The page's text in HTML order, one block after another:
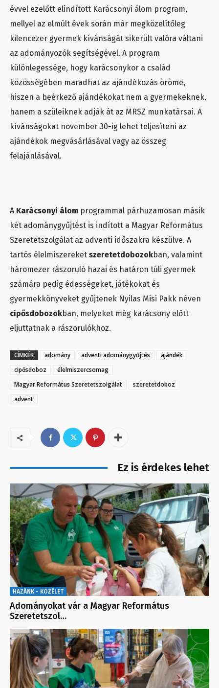
évvel ezelőtt elindított Karácsonyi álom program,
mellyel az elmúlt évek során már megközelítőleg
kilencezer gyermek kívánságát sikerült valóra váltani
az adományozók segítségével. A program
különlegessége, hogy karácsonykor a család
közösségében maradhat az ajándékozás öröme,
hiszen a beérkező ajándékokat nem a gyermekeknek,
hanem a szüleiknek adják át az MRSZ munkatársai. A
kívánságokat november 30-ig lehet teljesíteni az
ajándékok megvásárlásával vagy az összeg
felajánlásával.
A Karácsonyi álom programmal párhuzamosan másik
két adománygyűjtést is indított a Magyar Református
Szeretetszolgálat az adventi időszakra készülve. A
tartós élelmiszereket szeretetdobozokban, valamint
háromezer rászoruló hazai és határon túli gyermek
számára pedig édességeket, játékokat és
gyermekkönyveket gyűjtenek Nyilas Misi Pakk néven
cipősdobozokban, melyeket még karácsony előtt
eljuttatnak a rászorulókhoz.
CÍMKÉK adomány adventi adománygyűjtés
ajándék
cipősdoboz
élelmiszercsomag
Magyar Református Szeretetszolgálat
szeretetdoboz
advent
Ez is érdekes lehet
HAZÁNK - KÖZÉLET
Adományokat vár a Magyar Református
Szeretetszol…